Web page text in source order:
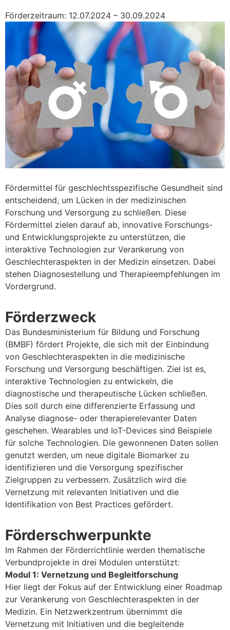
Förderzeitraum: 12.07.2024 – 30.09.2024
Fördermittel für geschlechtsspezifische Gesundheit sind
entscheidend, um Lücken in der medizinischen
Forschung und Versorgung zu schließen. Diese
Fördermittel zielen darauf ab, innovative Forschungs-
und Entwicklungsprojekte zu unterstützen, die
interaktive Technologien zur Verankerung von
Geschlechteraspekten in der Medizin einsetzen. Dabei
stehen Diagnosestellung und Therapieempfehlungen im
Vordergrund.
Förderzweck
Das Bundesministerium für Bildung und Forschung
(BMBF) fördert Projekte, die sich mit der Einbindung
von Geschlechteraspekten in die medizinische
Forschung und Versorgung beschäftigen. Ziel ist es,
interaktive Technologien zu entwickeln, die
diagnostische und therapeutische Lücken schließen.
Dies soll durch eine differenzierte Erfassung und
Analyse diagnose- oder therapierelevanter Daten
geschehen. Wearables und IoT-Devices sind Beispiele
für solche Technologien. Die gewonnenen Daten sollen
genutzt werden, um neue digitale Biomarker zu
identifizieren und die Versorgung spezifischer
Zielgruppen zu verbessern. Zusätzlich wird die
Vernetzung mit relevanten Initiativen und die
Identifikation von Best Practices gefördert.
Förderschwerpunkte
Im Rahmen der Förderrichtlinie werden thematische
Verbundprojekte in drei Modulen unterstützt:
Modul 1: Vernetzung und Begleitforschung
Hier liegt der Fokus auf der Entwicklung einer Roadmap
zur Verankerung von Geschlechteraspekten in der
Medizin. Ein Netzwerkzentrum übernimmt die
Vernetzung mit Initiativen und die begleitende